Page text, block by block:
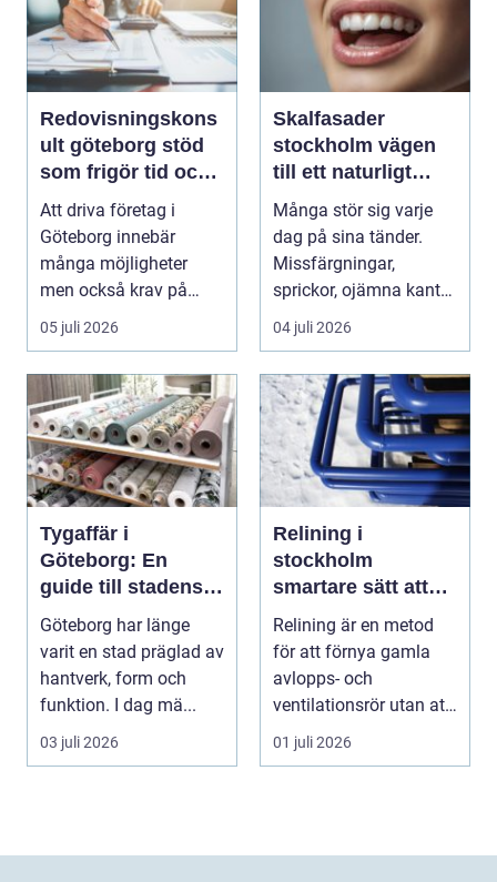
Redovisningskons
ult göteborg stöd
som frigör tid och
skapar kontroll
Att driva företag i
Göteborg innebär
många möjligheter
men också krav på
ordning i ekonomin.
För må...
05 juli 2026
Skalfasader
stockholm vägen
till ett naturligt
vackert leende
Många stör sig varje
dag på sina tänder.
Missfärgningar,
sprickor, ojämna kanter
eller en sned tandr...
04 juli 2026
Tygaffär i
Göteborg: En
guide till stadens
textila möjligheter
Göteborg har länge
varit en stad präglad av
hantverk, form och
funktion. I dag mä...
03 juli 2026
Relining i
stockholm
smartare sätt att
förnya rören
Relining är en metod
för att förnya gamla
avlopps- och
ventilationsrör utan att
riva väggar och golv...
01 juli 2026